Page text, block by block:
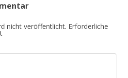
nicht veröffentlicht. Erforderliche